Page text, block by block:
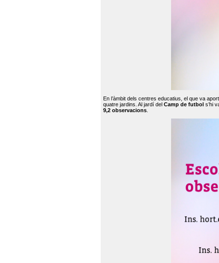
En l’àmbit dels centres educatius, el que va
quatre jardins. Al jardí del Camp de futbol s’hi
9,2 observacions